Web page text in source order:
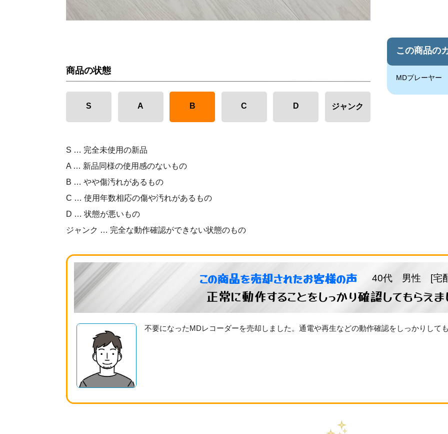
この商品の
MDプレーヤー
商品の状態
S A B C D ジャンク
S … 完全未使用の新品
A … 新品同様の使用感のないもの
B … やや傷汚れがあるもの
C … 使用年数相応の傷や汚れがあるもの
D … 状態が悪いもの
ジャンク … 完全な動作確認ができない状態のもの
この商品を売却されたお客様の声 40代 男性 [宅
正常に動作することをしっかり確認してもらえ
不要になったMDレコーダーを売却しました。通電や再生などの動作確認をしっかりして